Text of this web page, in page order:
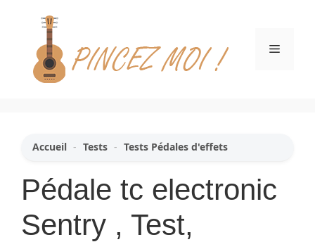
contenu
Menu
Accueil - Tests - Tests Pédales d'effets
Pédale tc electronic
Sentry , Test,